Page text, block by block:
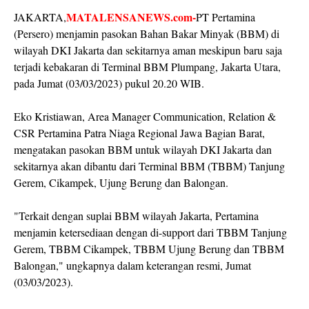
JAKARTA,MATALENSANEWS.com-PT Pertamina
(Persero) menjamin pasokan Bahan Bakar Minyak (BBM) di
wilayah DKI Jakarta dan sekitarnya aman meskipun baru saja
terjadi kebakaran di Terminal BBM Plumpang, Jakarta Utara,
pada Jumat (03/03/2023) pukul 20.20 WIB.
Eko Kristiawan, Area Manager Communication, Relation &
CSR Pertamina Patra Niaga Regional Jawa Bagian Barat,
mengatakan pasokan BBM untuk wilayah DKI Jakarta dan
sekitarnya akan dibantu dari Terminal BBM (TBBM) Tanjung
Gerem, Cikampek, Ujung Berung dan Balongan.
"Terkait dengan suplai BBM wilayah Jakarta, Pertamina
menjamin ketersediaan dengan di-support dari TBBM Tanjung
Gerem, TBBM Cikampek, TBBM Ujung Berung dan TBBM
Balongan," ungkapnya dalam keterangan resmi, Jumat
(03/03/2023).